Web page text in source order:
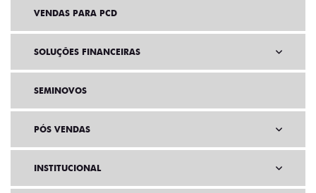
VENDAS PARA PCD
SOLUÇÕES FINANCEIRAS
SEMINOVOS
PÓS VENDAS
INSTITUCIONAL